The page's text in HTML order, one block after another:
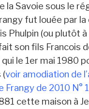
la Savoie sous le
fut louée par
Phulpin (ou plutôt
son fils Francois
le 1er mai 1980
(voir amodiation de
Frangy de 2010 N°
cette maison à